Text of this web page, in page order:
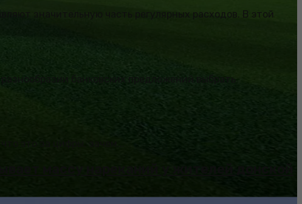
значительную часть регулярных расходов. В этой
банковских предложений выбрать